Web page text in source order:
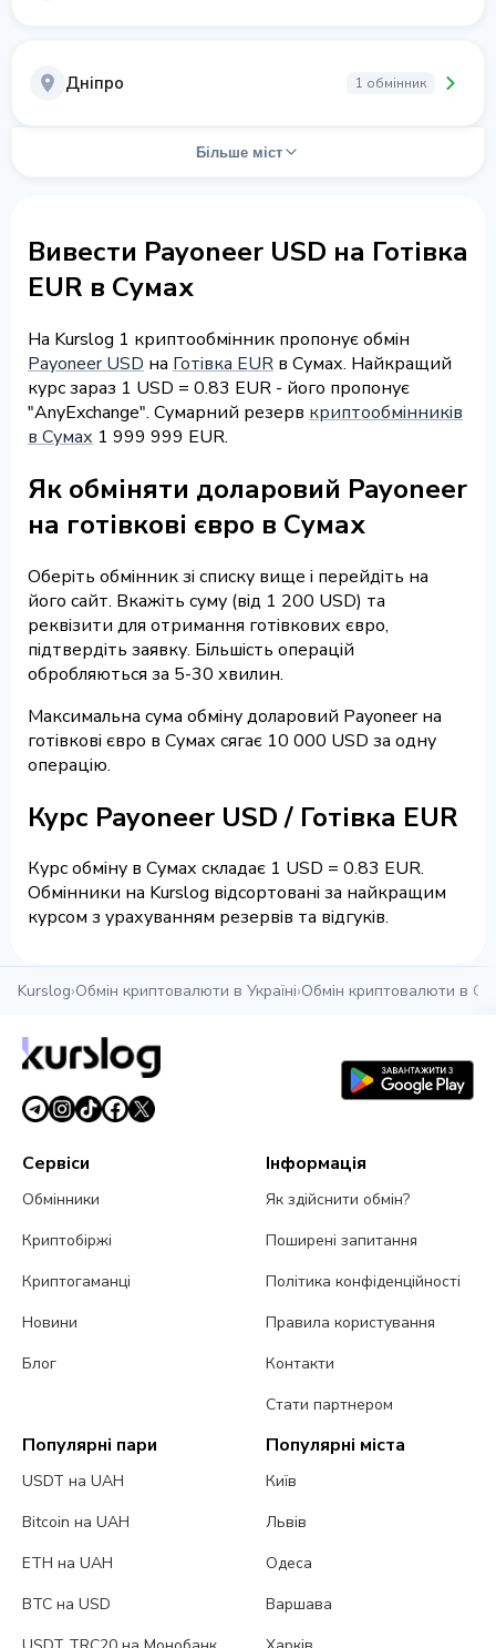
Дніпро 1 обмінник
Більше міст
Вивести Payoneer USD на Готівка
EUR в Сумах
На Kurslog 1 криптообмінник пропонує обмін
Payoneer USD на Готівка EUR в Сумах. Найкращий
курс зараз 1 USD = 0.83 EUR - його пропонує
"AnyExchange". Сумарний резерв криптообмінників
в Сумах 1 999 999 EUR.
Як обміняти доларовий Payoneer
на готівкові євро в Сумах
Оберіть обмінник зі списку вище і перейдіть на
його сайт. Вкажіть суму (від 1 200 USD) та
реквізити для отримання готівкових євро,
підтвердіть заявку. Більшість операцій
обробляються за 5-30 хвилин.
Максимальна сума обміну доларовий Payoneer на
готівкові євро в Сумах сягає 10 000 USD за одну
операцію.
Курс Payoneer USD / Готівка EUR
Курс обміну в Сумах складає 1 USD = 0.83 EUR.
Обмінники на Kurslog відсортовані за найкращим
курсом з урахуванням резервів та відгуків.
Kurslog›Обмін криптовалюти в Україні›Обмін криптовалюти в
Сервіси
Обмінники
Криптобіржі
Криптогаманці
Новини
Блог
Інформація
Як здійснити обмін?
Поширені запитання
Політика конфіденційності
Правила користування
Контакти
Стати партнером
Популярні пари
USDT на UAH
Bitcoin на UAH
ETH на UAH
BTC на USD
Популярні міста
Київ
Львів
Одеса
Варшава